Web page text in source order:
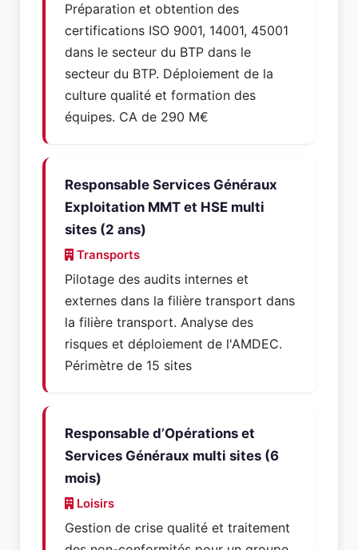
Préparation et obtention des
certifications ISO 9001, 14001, 45001
dans le secteur du BTP dans le
secteur du BTP. Déploiement de la
culture qualité et formation des
équipes. CA de 290 M€
Responsable Services Généraux
Exploitation MMT et HSE multi
sites (2 ans)
Transports
Pilotage des audits internes et
externes dans la filière transport dans
la filière transport. Analyse des
risques et déploiement de l'AMDEC.
Périmètre de 15 sites
Responsable d’Opérations et
Services Généraux multi sites (6
mois)
Loisirs
Gestion de crise qualité et traitement